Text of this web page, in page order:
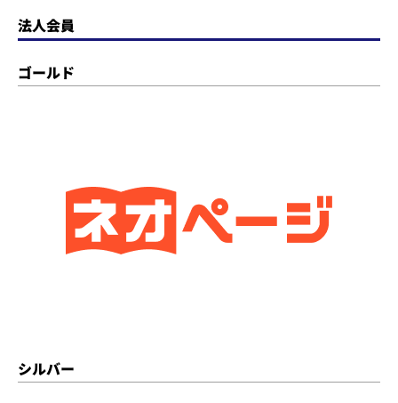
法人会員
ゴールド
シルバー